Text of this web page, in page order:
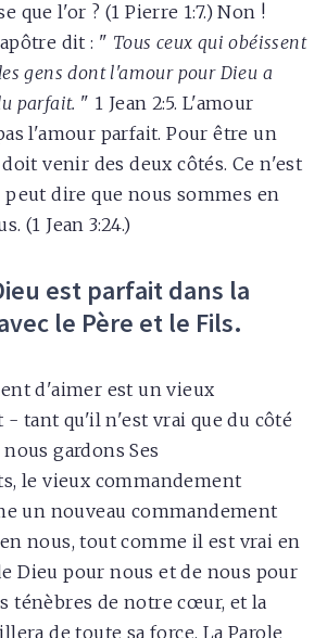
que l'or ? (1 Pierre 1:7.) Non !
dit : " Tous ceux qui obéissent
gens dont l'amour pour Dieu a
parfait. " 1 Jean 2:5. L'amour
l'amour parfait. Pour être un
venir des deux côtés. Ce n'est
dire que nous sommes en
(1 Jean 3:24.)
est parfait dans la
le Père et le Fils.
d'aimer est un vieux
- tant qu'il n'est vrai que du côté
gardons Ses
le vieux commandement
un nouveau commandement
nous, tout comme il est vrai en
Dieu pour nous et de nous pour
ténèbres de notre cœur, et la
de toute sa force. La Parole